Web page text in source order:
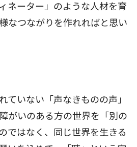
ネーター」のような人材を育
なつながりを作れればと思い
いない「声なきものの声」
がいのある方の世界を「別の
ではなく、同じ世界を生きる